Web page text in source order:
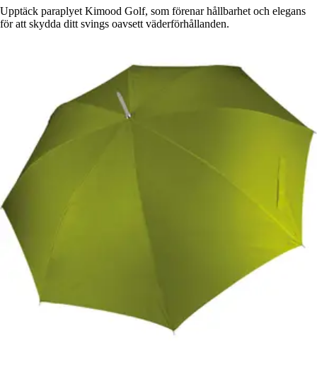
Upptäck paraplyet Kimood Golf, som förenar hållbarhet och elegans
för att skydda ditt svings oavsett väderförhållanden.